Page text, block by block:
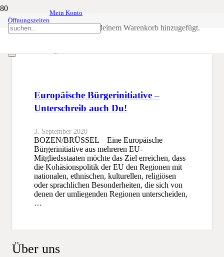
Öffnungszeiten
Mein Konto
wurde deinem Warenkorb hinzugefügt.
Nationale Regionen
Europäische Bürgerinitiative –
Unterschreib auch Du!
3. September 2020
BOZEN/BRÜSSEL – Eine Europäische
Bürgerinitiative aus mehreren EU-
Mitgliedsstaaten möchte das Ziel erreichen, dass
die Kohäsionspolitik der EU den Regionen mit
nationalen, ethnischen, kulturellen, religiösen
oder sprachlichen Besonderheiten, die sich von
denen der umliegenden Regionen unterscheiden,
…
Über uns